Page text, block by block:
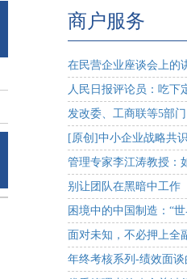
商户服务
在民营企业座谈会上的
人民日报评论员：吃
发改委、工商联等5部
[原创]中小企业战略共
管理专家李江涛教授：
别让团队在黑暗中工作
困境中的中国制造：“
面对未知，不必押上全
年终考核系列-绩效面谈